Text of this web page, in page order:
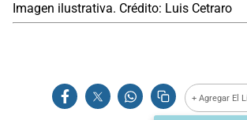
Imagen ilustrativa. Crédito: Luis Cetraro
+ Agregar El